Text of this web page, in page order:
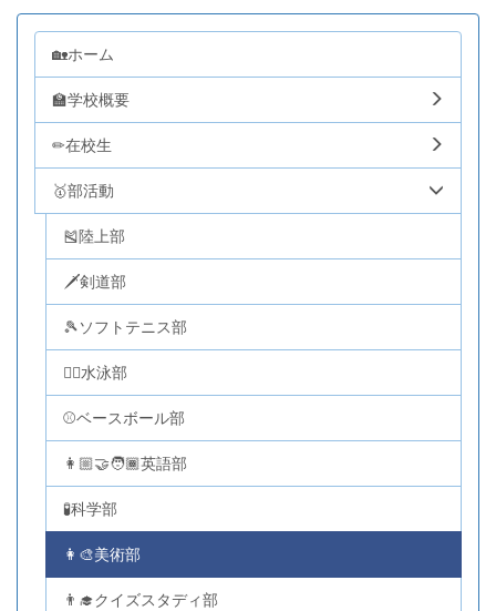
🏡ホーム
🏫学校概要
✏在校生
🥇部活動
🎽陸上部
🗡剣道部
🎾ソフトテニス部
🏊‍♂️水泳部
⚾ベースボール部
👩🏼‍🤝‍🧑🏾英語部
🧪科学部
👩‍🎨美術部
👨‍🎓クイズスタディ部